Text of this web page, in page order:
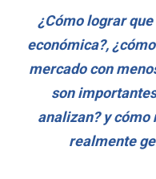
¿Cómo lograr
económica?,
mercado con
son
analizan? y cómo
realmente